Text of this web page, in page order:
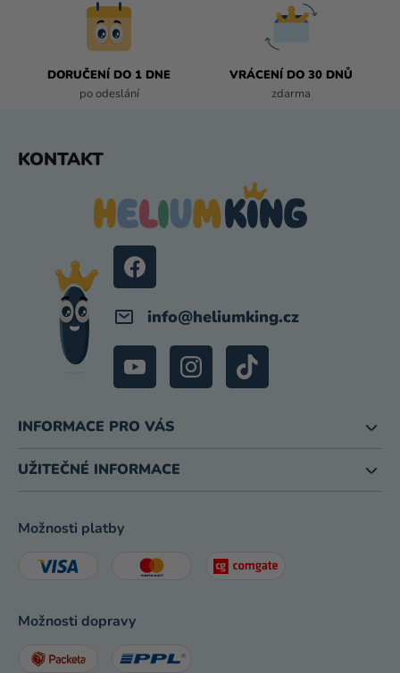
DORUČENÍ DO 1 DNE
po odeslání
VRÁCENÍ DO 30 DNŮ
zdarma
KONTAKT
info@heliumking.cz
INFORMACE PRO VÁS
UŽITEČNÉ INFORMACE
Možnosti platby
Možnosti dopravy